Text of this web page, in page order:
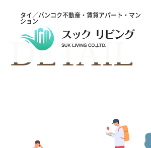
タイ／バンコク不動産・賃貸アパート・マン
ション
DETAIL